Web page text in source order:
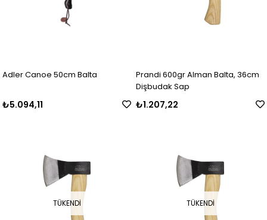
Adler Canoe 50cm Balta
₺5.094,11
Prandi 600gr Alman Balta, 36cm
Dişbudak Sap
₺1.207,22
TÜKENDI TÜKENDI